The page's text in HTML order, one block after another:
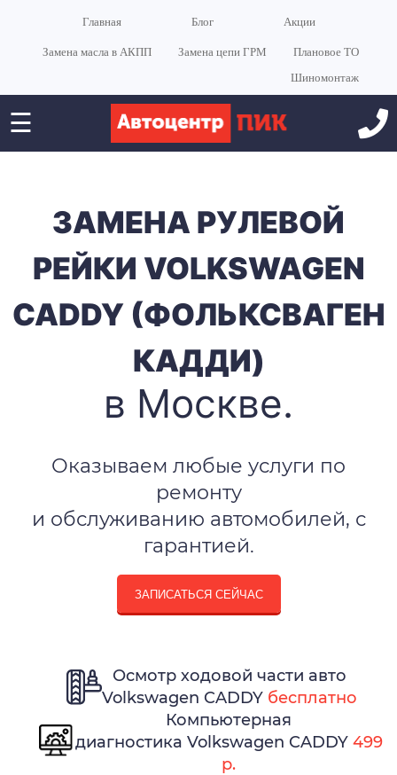
Главная Блог Акции
Замена масла в АКПП Замена цепи ГРМ
Плановое ТО
Шиномонтаж
☰
ЗАМЕНА РУЛЕВОЙ
РЕЙКИ VOLKSWAGEN
CADDY (ФОЛЬКСВАГЕН
КАДДИ)
в Москве.
Оказываем любые услуги по
ремонту
и обслуживанию автомобилей, с
гарантией.
ЗАПИСАТЬСЯ СЕЙЧАС
Осмотр ходовой части авто
Volkswagen CADDY бесплатно
Компьютерная
диагностика Volkswagen CADDY 499
р.